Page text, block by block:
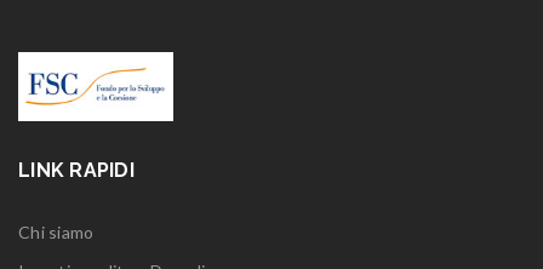
LINK RAPIDI
Chi siamo